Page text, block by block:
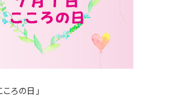
ろの日」